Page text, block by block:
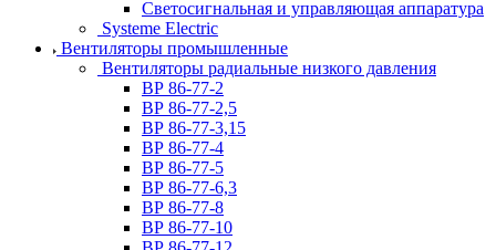
Светосигнальная и управляющая аппаратура
Systeme Electric
Вентиляторы промышленные
Вентиляторы радиальные низкого давления
ВР 86-77-2
ВР 86-77-2,5
ВР 86-77-3,15
ВР 86-77-4
ВР 86-77-5
ВР 86-77-6,3
ВР 86-77-8
ВР 86-77-10